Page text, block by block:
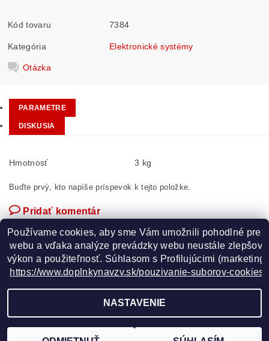
Kód tovaru 7384
Kategória Elektronické systémy
Otázka
PARAMETRE
DISKUSIA
Hmotnosť 3 kg
Buďte prvý, kto napíše príspevok k tejto položke.
Pridať komentár
GOOGLE
2026 ©www.doplnkynavzv.sk, všetky práva vyhradené
Používame cookies, aby sme Vám umožnili pohodlné
webu a vďaka analýze prevádzky webu neustále
výkon a použiteľnosť. Súhlasom s Profilujúcimi
https://www.doplnkynavzv.sk/pouzivanie-suborov-cookies/
NASTAVENIE